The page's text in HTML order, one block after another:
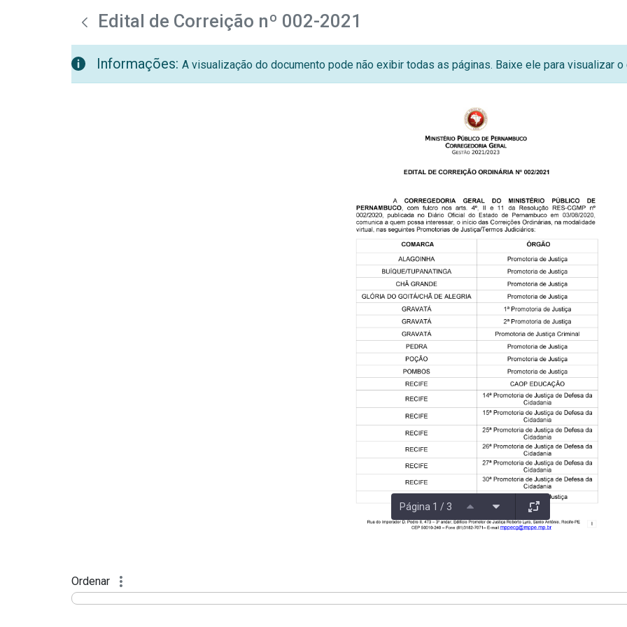
Pular para o Conteúdo principal
teste descricaoEdital de Correição nº 002-2021
Informações: A visualização do documento pode não exibir todas as páginas. Baixe ele para visualizar
Página 1 / 3
Ordenar